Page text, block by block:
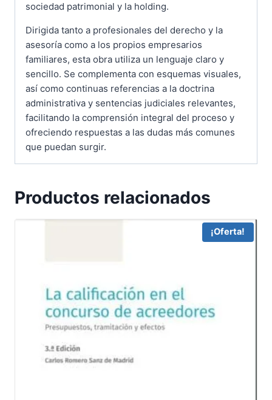
sociedad patrimonial y la holding.
Dirigida tanto a profesionales del derecho y la
asesoría como a los propios empresarios
familiares, esta obra utiliza un lenguaje claro y
sencillo. Se complementa con esquemas visuales,
así como continuas referencias a la doctrina
administrativa y sentencias judiciales relevantes,
facilitando la comprensión integral del proceso y
ofreciendo respuestas a las dudas más comunes
que puedan surgir.
Productos relacionados
¡Oferta!